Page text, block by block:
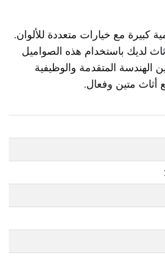
كبيرة مع خيارات متعددة للألوان.
لديك باستخدام هذه الصواميل
الهندسة المتقدمة والوظيفية
أثاث متين وفعال.